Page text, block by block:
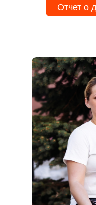
Отчет о